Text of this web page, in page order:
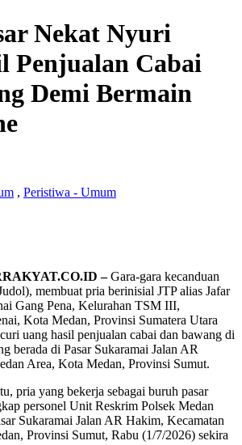
Nekat Nyuri
Penjualan Cabai
Demi Bermain
, Peristiwa - Umum
–Gara-gara kecanduan
membuat pria berinisial JTP alias Jafar
Gang Pena, Kelurahan TSM III,
Kota Medan, Provinsi Sumatera Utara
uang hasil penjualan cabai dan bawang di
berada di Pasar Sukaramai Jalan AR
Area, Kota Medan, Provinsi Sumut.
pria yang bekerja sebagai buruh pasar
personel Unit Reskrim Polsek Medan
Sukaramai Jalan AR Hakim, Kecamatan
Provinsi Sumut, Rabu (1/7/2026) sekira